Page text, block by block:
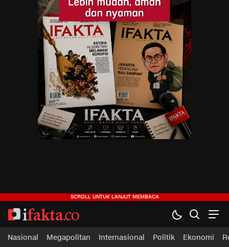
ifakta.co
#pastibenar
Nasional Megapolitan Internasional Politik Ekonomi